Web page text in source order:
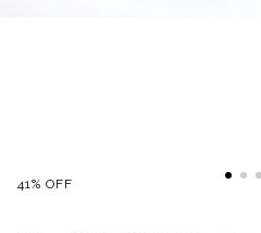
41% OFF